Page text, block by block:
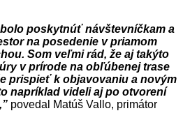
poskytnúť návštevníčkam a
na posedenie v priamom
Som veľmi rád, že aj takýto
v prírode na obľúbenej trase
prispieť k objavovaniu a novým
napríklad videli aj po otvorení
povedal Matúš Vallo, primátor